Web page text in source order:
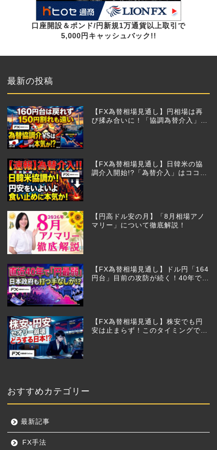
口座開設＆ポンド/円新規1万通貨以上取引で
5,000円キャッシュバック!!
最新の投稿
【FX為替相場見通し】円相場は再
び揉み合いに！「協調為替介入」再
【FX為替相場見通し】日韓米の協
調介入開始!?「為替介入」はココか
【円高ドル安の月】「8月相場アノ
マリー」について徹底解説！
【FX為替相場見通し】ドル円「164
円台」目前の攻防が続く！40年で円
【FX為替相場見通し】株安でも円
安は止まらず！このタイミングでと
おすすめカテゴリー
最新記事
FX手法